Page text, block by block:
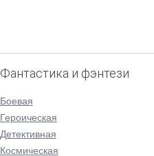
Фантастика и фэнтези
Боевая
Героическая
Детективная
Космическая